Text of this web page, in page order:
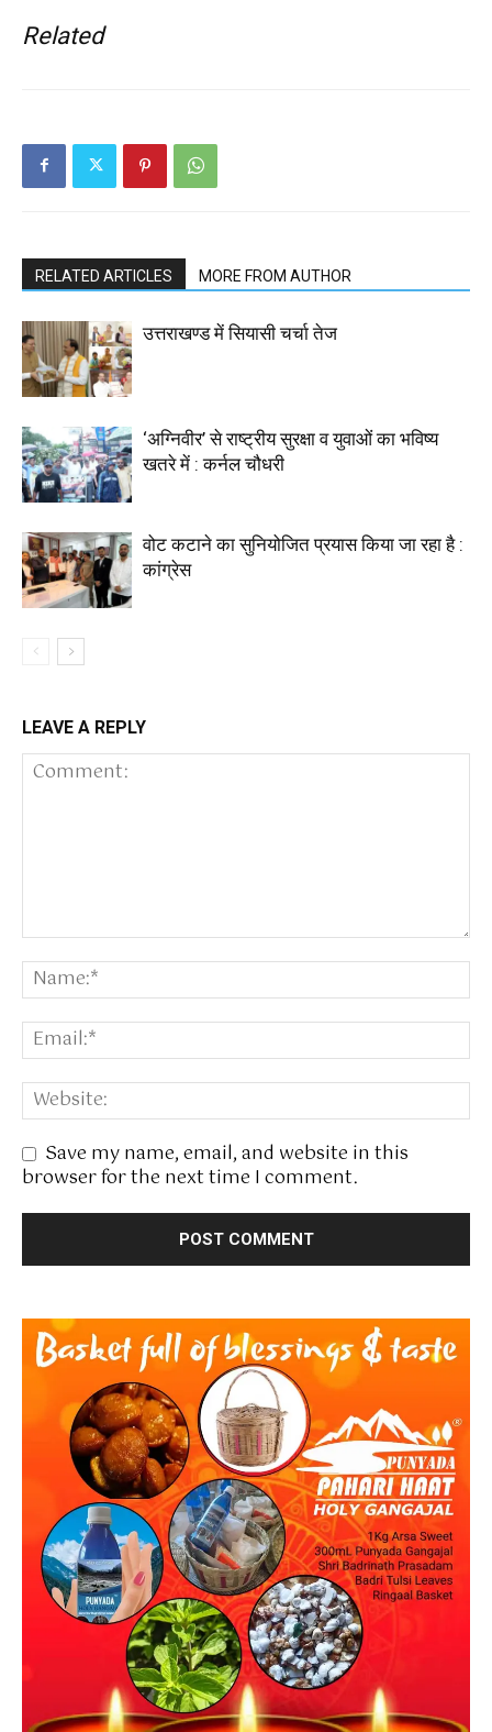
Related
RELATED ARTICLES MORE FROM AUTHOR
उत्तराखण्ड में सियासी चर्चा तेज
‘अग्निवीर’ से राष्ट्रीय सुरक्षा व युवाओं का भविष्य
खतरे में : कर्नल चौधरी
वोट कटाने का सुनियोजित प्रयास किया जा रहा है :
कांग्रेस
LEAVE A REPLY
Save my name, email, and website in this
browser for the next time I comment.